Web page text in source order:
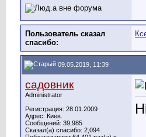
Пользователь сказал
cпасибо:
09.05.2019, 11:39
садовник
Administrator
Регистрация: 28.01.2009
Адрес: Киев.
Сообщений: 39,985
Сказал(а) спасибо: 2,094